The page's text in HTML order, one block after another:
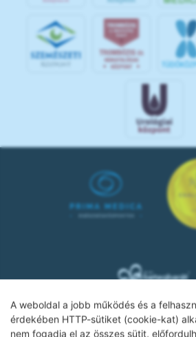
A weboldal a jobb működés és a
érdekében HTTP-sütiket (cookie-kat)
nem fogadja el az összes sütit,